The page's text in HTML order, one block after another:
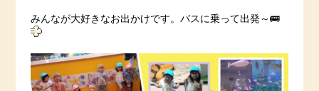
みんなが大好きなお出かけです。バスに乗って出発～🚌